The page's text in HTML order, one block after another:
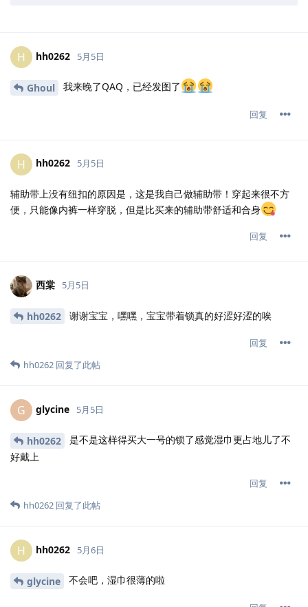
H hh0262 5月5日
Ghoul 我来晚了QAQ，已经发图了
回复
H hh0262 5月5日
辅助带上没有纽扣的原因是，这是我自己做辅助带！穿起来很不方
便，只能像内裤一样穿脱，但是比买来的辅助带舒适和合身
回复
西棠 5月5日
hh0262 谢谢宝宝，嘿嘿，宝宝带着锁真的好涩好涩的唉
回复
hh0262 回复了此帖
G glycine 5月5日
hh0262
是不是这样得买大一号的锁了感觉湿巾更占地儿了不
好戴上
回复
hh0262 回复了此帖
H hh0262 5月6日
glycine 不会吧，湿巾很薄的啦